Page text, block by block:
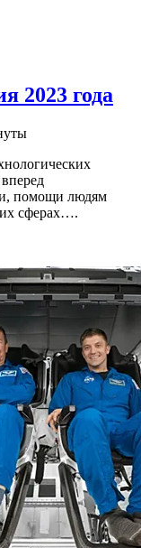
2023 года
помощи людям
сферах….